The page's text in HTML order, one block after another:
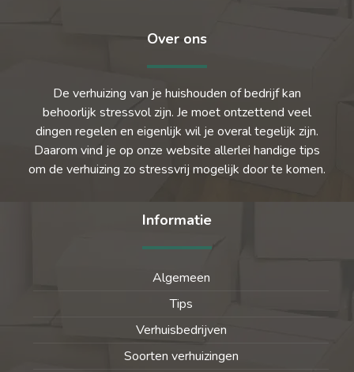
Over ons
De verhuizing van je huishouden of bedrijf kan
behoorlijk stressvol zijn. Je moet ontzettend veel
dingen regelen en eigenlijk wil je overal tegelijk zijn.
Daarom vind je op onze website allerlei handige tips
om de verhuizing zo stressvrij mogelijk door te komen.
Informatie
Algemeen
Tips
Verhuisbedrijven
Soorten verhuizingen